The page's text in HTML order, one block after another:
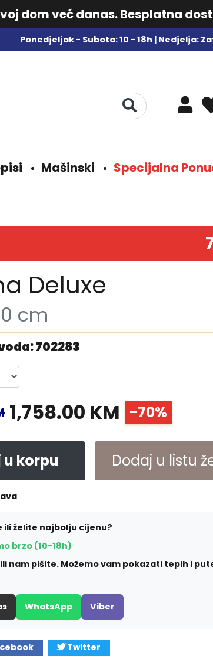
dom već danas. Besplatna
Ponedjeljak - Subota: 10 - 18h | Nedjelja:
Mašinski Specijalna
Deluxe
cm
702283
1,758.00 KM -70%
u korpu Dodaj u listu
ili želite najbolju cijenu?
brzo (10-18h)
nam pišite. Možemo vam pokazati tepih i
WhatsApp Viber
Twitter